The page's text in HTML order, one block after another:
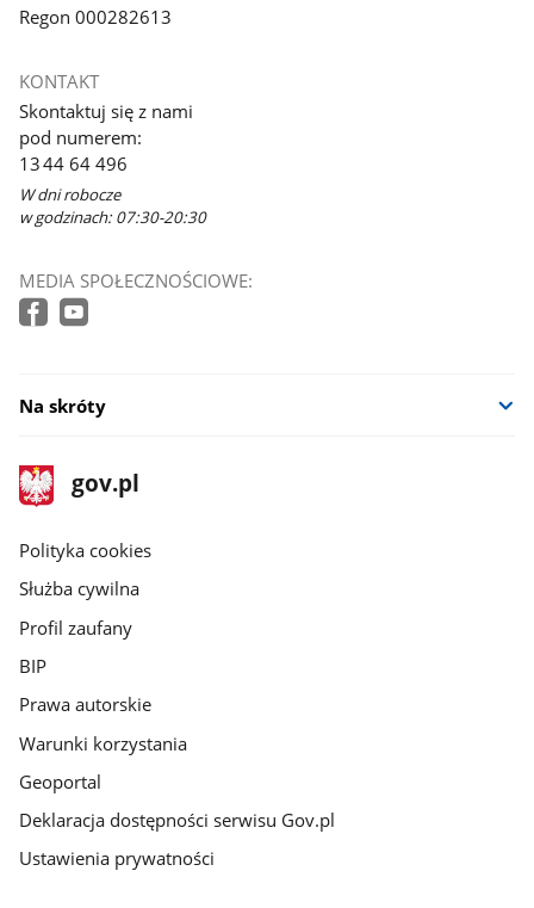
Regon 000282613
KONTAKT
Skontaktuj się z nami
pod numerem:
13 44 64 496
W dni robocze
w godzinach: 07:30-20:30
MEDIA SPOŁECZNOŚCIOWE:
Na skróty
stopka
gov.pl
Strona
gov.pl
gov.pl
Polityka cookies
Służba cywilna
Profil zaufany
BIP
Prawa autorskie
Warunki korzystania
Geoportal
Deklaracja dostępności serwisu Gov.pl
Ustawienia prywatności